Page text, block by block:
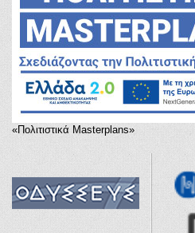
«Πολιτιστικά Masterplans»